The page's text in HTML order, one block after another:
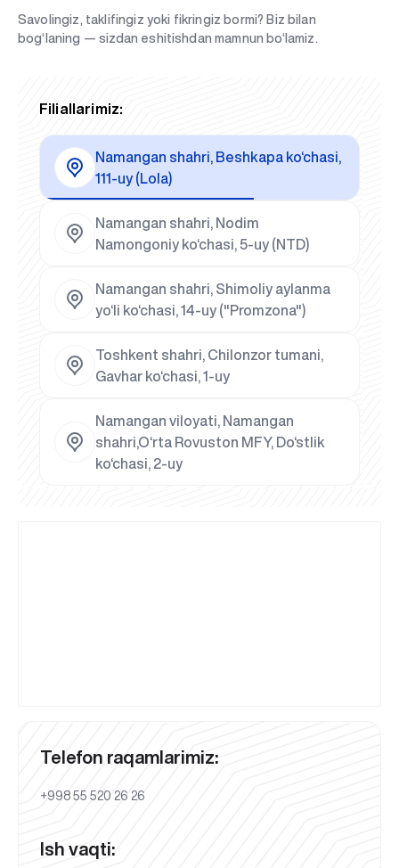
Savolingiz, taklifingiz yoki fikringiz bormi? Biz bilan
bog‘laning — sizdan eshitishdan mamnun bo‘lamiz.
Filiallarimiz:
Namangan shahri, Beshkapa ko‘chasi,
111-uy (Lola)
Namangan shahri, Nodim
Namongoniy ko‘chasi, 5-uy (NTD)
Namangan shahri, Shimoliy aylanma
yo‘li ko‘chasi, 14-uy ("Promzona")
Toshkent shahri, Chilonzor tumani,
Gavhar ko‘chasi, 1-uy
Namangan viloyati, Namangan
shahri,O‘rta Rovuston MFY, Do‘stlik
ko‘chasi, 2-uy
Telefon raqamlarimiz:
+998 55 520 26 26
Ish vaqti: